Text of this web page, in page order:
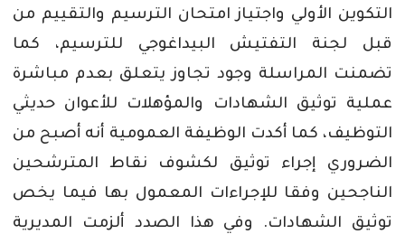
التكوين الأولي واجتياز امتحان الترسيم والتقييم من
قبل
لجنة التفتيش البيداغوجي للترسيم،
كما
تضمنت المراسلة وجود تجاوز يتعلق بعدم مباشرة
عملية
توثيق الشهادات والمؤهلات للأعوان حديثي
التوظيف، كما أكدت الوظيفة العمومية أنه أصبح من
الضروري
إجراء توثيق لكشوف نقاط
المترشحين
الناجحين وفقا للإجراءات المعمول بها فيما يخص
توثيق
الشهادات. وفي هذا الصدد ألزمت
المديرية